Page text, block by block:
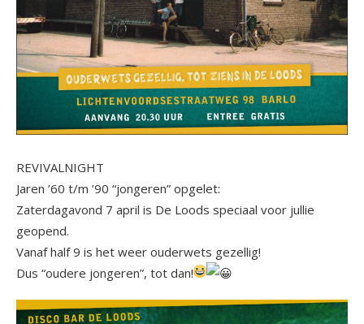
REVIVALNIGHT
Jaren ’60 t/m ’90 “jongeren” opgelet:
Zaterdagavond 7 april is De Loods speciaal voor jullie
geopend.
Vanaf half 9 is het weer ouderwets gezellig!
Dus “oudere jongeren”, tot dan!